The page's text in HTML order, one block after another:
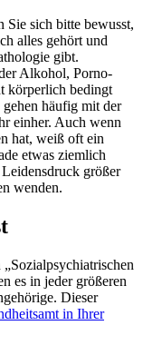
Sie sich bitte bewusst,
alles gehört und
gibt.
Alkohol, Porno-
körperlich bedingt
häufig mit der
einher. Auch wenn
hat, weiß oft ein
etwas ziemlich
größer
wenden.
es in jeder größeren
Dieser
in Ihrer